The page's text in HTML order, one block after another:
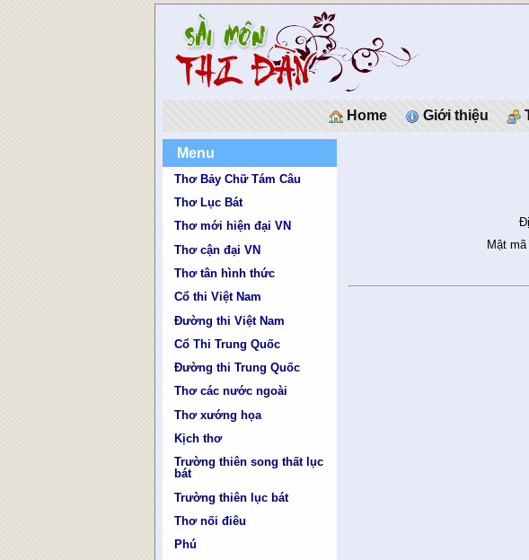
Home Giới thiệu
Menu
Thơ Bảy Chữ Tám Câu
Thơ Lục Bát
Thơ mới hiện đại VN
Thơ cận đại VN
Thơ tân hình thức
Cổ thi Việt Nam
Đường thi Việt Nam
Cổ Thi Trung Quốc
Đường thi Trung Quốc
Thơ các nước ngoài
Thơ xướng họa
Kịch thơ
Trường thiên song thất lục
bát
Trường thiên lục bát
Thơ nối điêu
Phú
Mật